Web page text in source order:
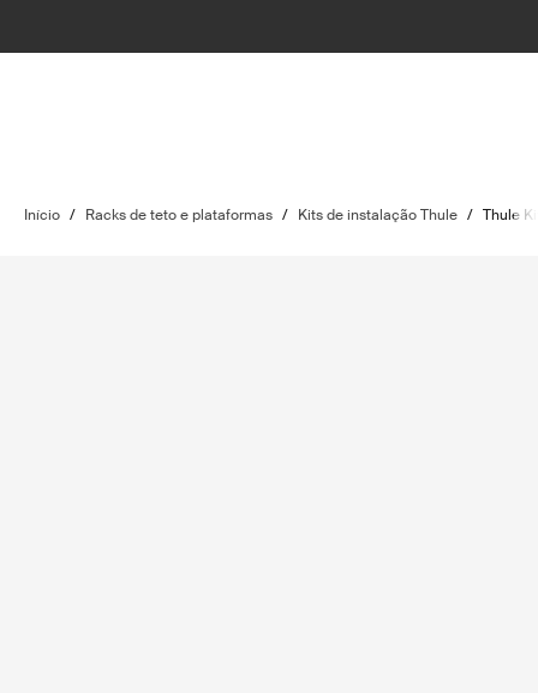
Início / Racks de teto e plataformas / Kits de instalação Thule / Thule